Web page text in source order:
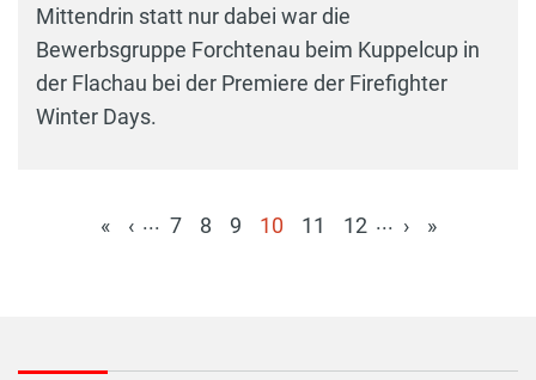
Mittendrin statt nur dabei war die
Bewerbsgruppe Forchtenau beim Kuppelcup in
der Flachau bei der Premiere der Firefighter
Winter Days.
« ‹ ... 7 8 9
10
11 12 ... › »